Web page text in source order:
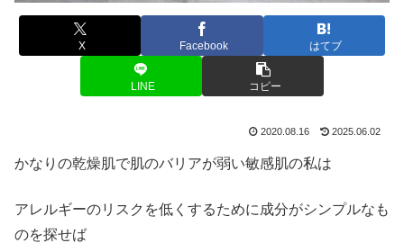
X Facebook はてブ
LINE コピー
2020.08.16 2025.06.02
かなりの乾燥肌で肌のバリアが弱い敏感肌の私は
アレルギーのリスクを低くするために成分がシンプルなも
のを探せば